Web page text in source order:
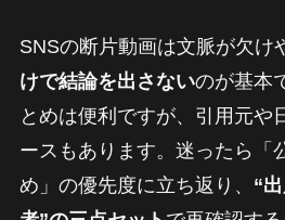
SNSの断片動画は文脈が欠け
けで結論を出さないのが基本
とめは便利ですが、引用元や
ースもあります。迷ったら「
め」の優先度に立ち返り、 “